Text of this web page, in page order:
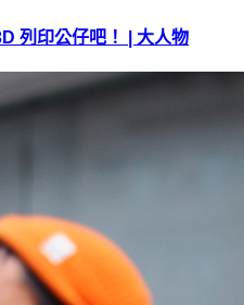
列印公仔吧！ | 大人物